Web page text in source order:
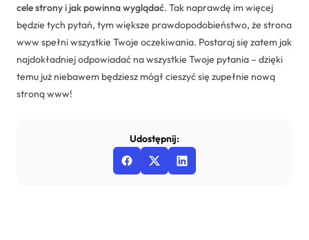
cele strony i jak powinna wyglądać. Tak naprawdę im więcej
będzie tych pytań, tym większe prawdopodobieństwo, że strona
www spełni wszystkie Twoje oczekiwania. Postaraj się zatem jak
najdokładniej odpowiadać na wszystkie Twoje pytania – dzięki
temu już niebawem będziesz mógł cieszyć się zupełnie nową
stroną www!
Udostępnij: